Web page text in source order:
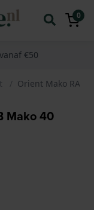
0
€50
Orient Mako RA-
Mako 40